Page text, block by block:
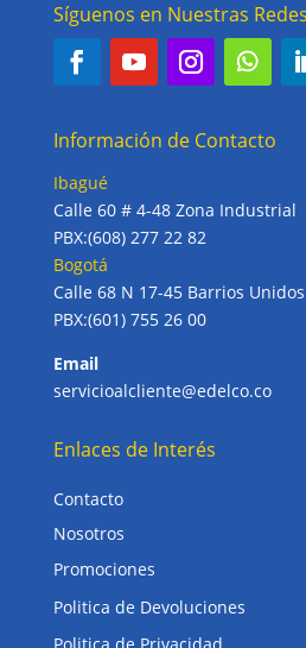
Síguenos en Nuestras Redes
Información de Contacto
Ibagué
Calle 60 # 4-48 Zona Industrial
PBX:(608) 277 22 82
Bogotá
Calle 68 N 17-45 Barrios Unidos
PBX:(601) 755 26 00
Email
servicioalcliente@edelco.co
Enlaces de Interés
Contacto
Nosotros
Promociones
Politica de Devoluciones